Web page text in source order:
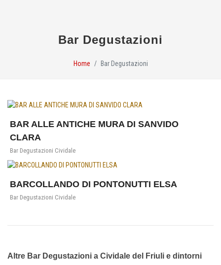
Bar Degustazioni
Home Bar Degustazioni
BAR ALLE ANTICHE MURA DI SANVIDO
CLARA
Bar Degustazioni Cividale
BARCOLLANDO DI PONTONUTTI ELSA
Bar Degustazioni Cividale
Altre Bar Degustazioni a Cividale del Friuli e dintorni